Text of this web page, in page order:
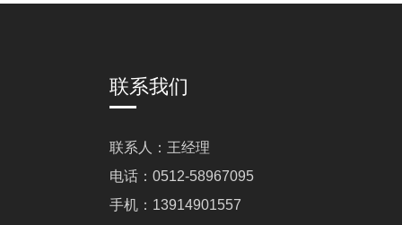
联系我们
联系人：王经理
电话：0512-58967095
手机：13914901557